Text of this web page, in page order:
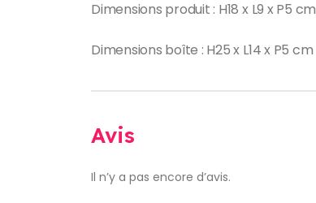
Dimensions produit : H18 x L9 x P5 cm
Dimensions boîte : H25 x L14 x P5 cm
Avis
Il n’y a pas encore d’avis.